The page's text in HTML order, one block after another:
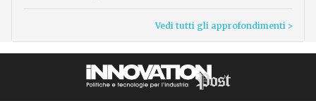
Vedi tutti gli approfondimenti >